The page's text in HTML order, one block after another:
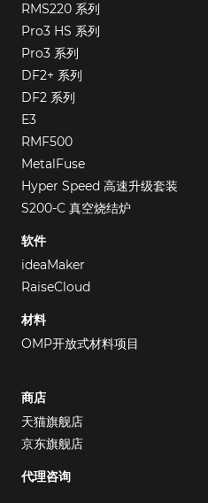
RMS220 系列
Pro3 HS 系列
Pro3 系列
DF2+ 系列
DF2 系列
E3
RMF500
MetalFuse
Hyper Speed 高速升级套装
S200-C 真空烧结炉
软件
ideaMaker
RaiseCloud
材料
OMP开放式材料项目
商店
天猫旗舰店
京东旗舰店
代理咨询